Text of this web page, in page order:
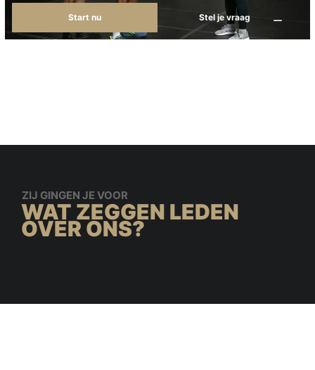
Start nu Stel je vraag
ZIJ GINGEN JE VOOR
WAT ZEGGEN LEDEN
OVER ONS?